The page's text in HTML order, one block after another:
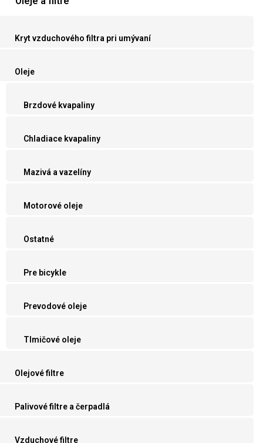
Kryt vzduchového filtra pri umývaní
Oleje
Brzdové kvapaliny
Chladiace kvapaliny
Mazivá a vazelíny
Motorové oleje
Ostatné
Pre bicykle
Prevodové oleje
Tlmičové oleje
Olejové filtre
Palivové filtre a čerpadlá
Vzduchové filtre